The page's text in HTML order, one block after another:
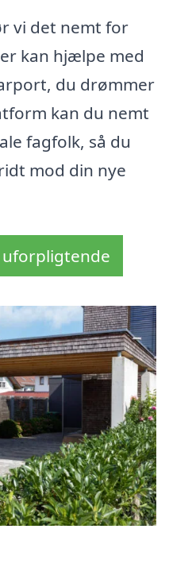
vi det nemt for
kan hjælpe med
du drømmer
kan du nemt
fagfolk, så du
mod din nye
uforpligtende